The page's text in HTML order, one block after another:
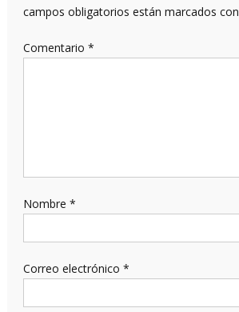
campos obligatorios están marcados con
Comentario *
Nombre *
Correo electrónico *